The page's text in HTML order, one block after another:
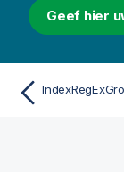
Geef hier